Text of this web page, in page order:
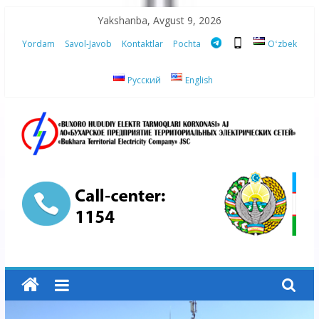
content
Yakshanba, Avgust 9, 2026
Yordam Savol-Javob Kontaktlar Pochta Oʻzbek
Русский English
“Buxoro
hududiy
elektr
tarmoqlari